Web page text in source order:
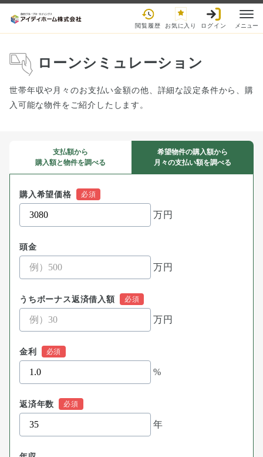
閲覧履歴 お気に入り ログイン メニュー
ローンシミュレーション
世帯年収や月々のお支払い金額の他、詳細な設定条件から、購
入可能な物件をご紹介したします。
支払額から
購入額と物件を調べる
希望物件の購入額から
月々の支払い額を調べる
購入希望価格
万円
頭金
万円
うちボーナス返済借入額
万円
金利
%
返済年数
年